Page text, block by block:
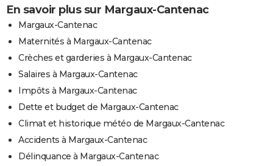
En savoir plus sur Margaux-Cantenac
Margaux-Cantenac
Maternités à Margaux-Cantenac
Crèches et garderies à Margaux-Cantenac
Salaires à Margaux-Cantenac
Impôts à Margaux-Cantenac
Dette et budget de Margaux-Cantenac
Climat et historique météo de Margaux-Cantenac
Accidents à Margaux-Cantenac
Délinquance à Margaux-Cantenac